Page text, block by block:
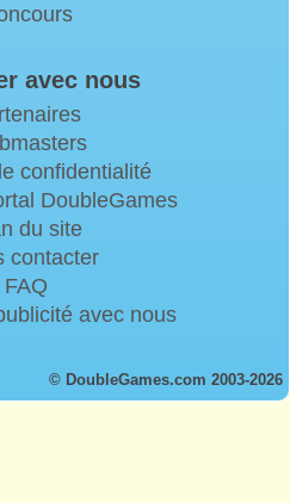
avec nous
confidentialité
DoubleGames
du site
contacter
FAQ
avec nous
© DoubleGames.com 2003-2026